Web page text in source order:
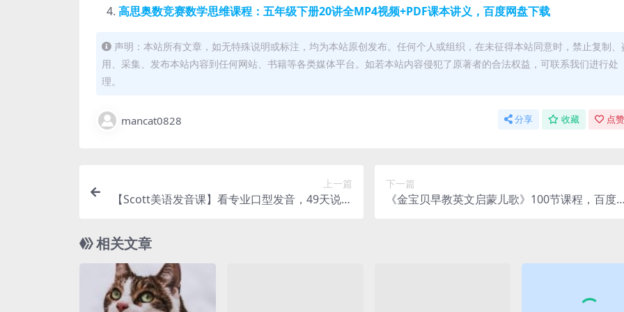
高思奥数竞赛数学思维课程：五年级下册20讲全MP4视频+PDF课本讲义，百度网盘下载
声明：本站所有文章，如无特殊说明或标注，均为本站原创发布。任何个人或组织，在未征得本站同意时，禁止复制、
用、采集、发布本站内容到任何网站、书籍等各类媒体平台。如若本站内容侵犯了原著者的合法权益，可联系我们进行处
理。
mancat0828 分享 收藏 点
上一篇
【Scott美语发音课】看专业口型发音，49天说一
下一篇
《金宝贝早教英文启蒙儿歌》100节课程，百度
相关文章